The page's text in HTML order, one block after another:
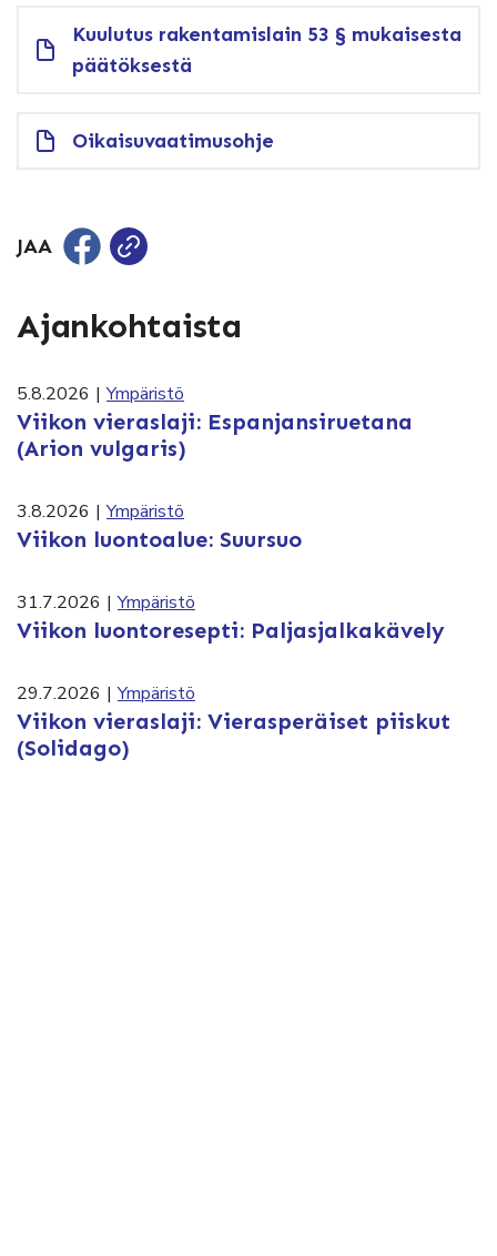
Kuulutus rakentamislain 53 § mukaisesta
päätöksestä
Oikaisuvaatimusohje
JAA
Ajankohtaista
5.8.2026 | Ympäristö
Viikon vieraslaji: Espanjansiruetana
(Arion vulgaris)
3.8.2026 | Ympäristö
Viikon luontoalue: Suursuo
31.7.2026 | Ympäristö
Viikon luontoresepti: Paljasjalkakävely
29.7.2026 | Ympäristö
Viikon vieraslaji: Vierasperäiset piiskut
(Solidago)